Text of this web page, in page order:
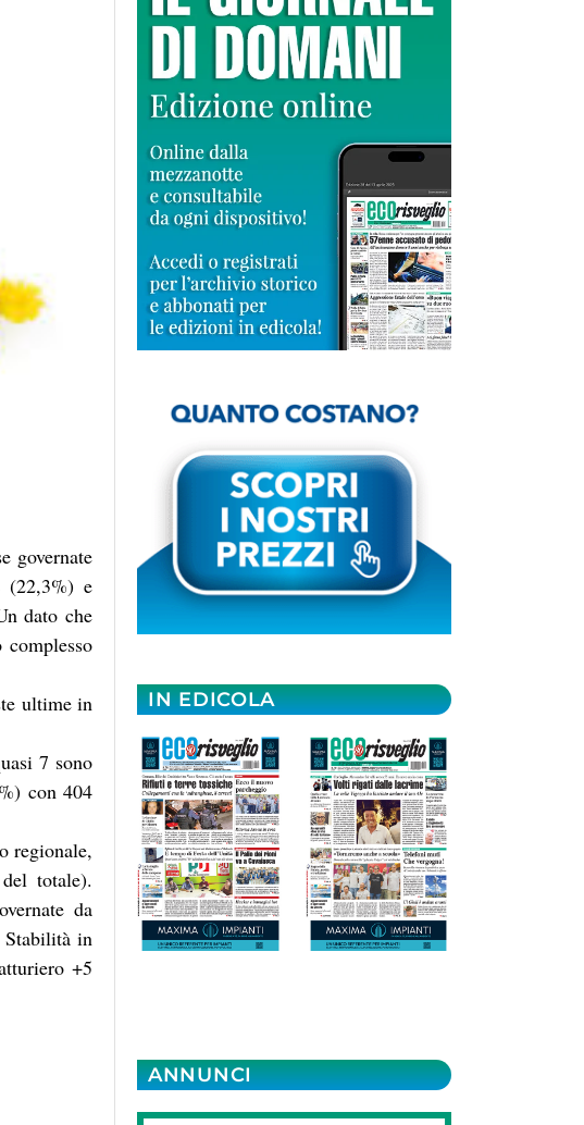
governate
e
dato che
ultime in
7 sono
con 404
regionale,
totale).
da
Stabilità in
+5
IN EDICOLA
ANNUNCI